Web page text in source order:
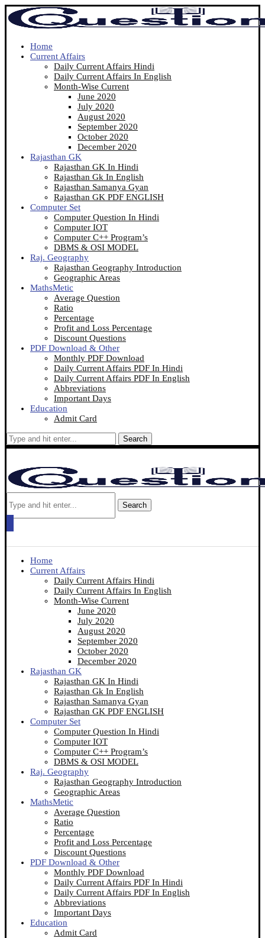
Home
Current Affairs
Daily Current Affairs Hindi
Daily Current Affairs In English
Month-Wise Current
June 2020
July 2020
August 2020
September 2020
October 2020
December 2020
Rajasthan GK
Rajasthan GK In Hindi
Rajasthan Gk In English
Rajasthan Samanya Gyan
Rajasthan GK PDF ENGLISH
Computer Set
Computer Question In Hindi
Computer IOT
Computer C++ Program’s
DBMS & OSI MODEL
Raj. Geography
Rajasthan Geography Introduction
Geographic Areas
MathsMetic
Average Question
Ratio
Percentage
Profit and Loss Percentage
Discount Questions
PDF Download & Other
Monthly PDF Download
Daily Current Affairs PDF In Hindi
Daily Current Affairs PDF In English
Abbreviations
Important Days
Education
Admit Card
Search
Search
Home
Current Affairs
Daily Current Affairs Hindi
Daily Current Affairs In English
Month-Wise Current
June 2020
July 2020
August 2020
September 2020
October 2020
December 2020
Rajasthan GK
Rajasthan GK In Hindi
Rajasthan Gk In English
Rajasthan Samanya Gyan
Rajasthan GK PDF ENGLISH
Computer Set
Computer Question In Hindi
Computer IOT
Computer C++ Program’s
DBMS & OSI MODEL
Raj. Geography
Rajasthan Geography Introduction
Geographic Areas
MathsMetic
Average Question
Ratio
Percentage
Profit and Loss Percentage
Discount Questions
PDF Download & Other
Monthly PDF Download
Daily Current Affairs PDF In Hindi
Daily Current Affairs PDF In English
Abbreviations
Important Days
Education
Admit Card